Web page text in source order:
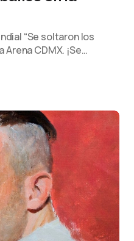
“Se soltaron los
Arena CDMX. ¡Se…